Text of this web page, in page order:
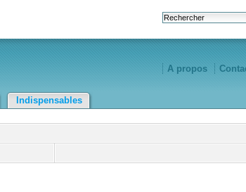
A propos
Indispensables